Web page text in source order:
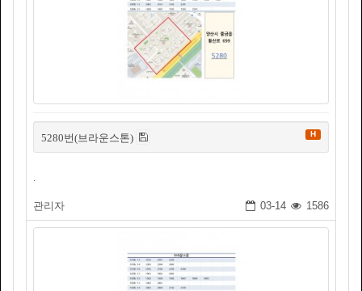
5280번(브라운스톤) H
.
관리자 03-14 1586